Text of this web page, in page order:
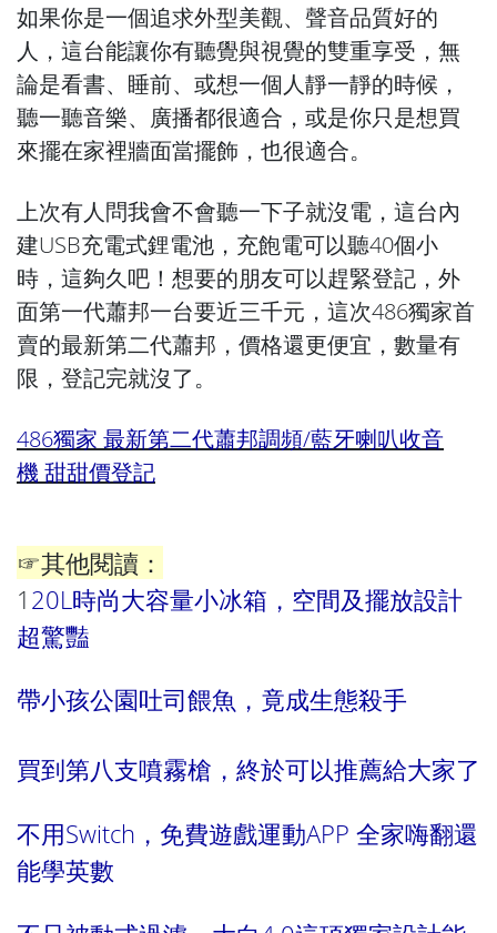
如果你是一個追求外型美觀、聲音品質好的
人，這台能讓你有聽覺與視覺的雙重享受，無
論是看書、睡前、或想一個人靜一靜的時候，
聽一聽音樂、廣播都很適合，或是你只是想買
來擺在家裡牆面當擺飾，也很適合。
上次有人問我會不會聽一下子就沒電，這台內
建USB充電式鋰電池，充飽電可以聽40個小
時，這夠久吧！想要的朋友可以趕緊登記，外
面第一代蕭邦一台要近三千元，這次486獨家首
賣的最新第二代蕭邦，價格還更便宜，數量有
限，登記完就沒了。
486獨家 最新第二代蕭邦調頻/藍牙喇叭收音
機 甜甜價登記
☞其他閱讀：
1 20L時尚大容量小冰箱，空間及擺放設計
超驚豔
帶小孩公園吐司餵魚，竟成生態殺手
買到第八支噴霧槍，終於可以推薦給大家了
不用Switch，免費遊戲運動APP 全家嗨翻還
能學英數